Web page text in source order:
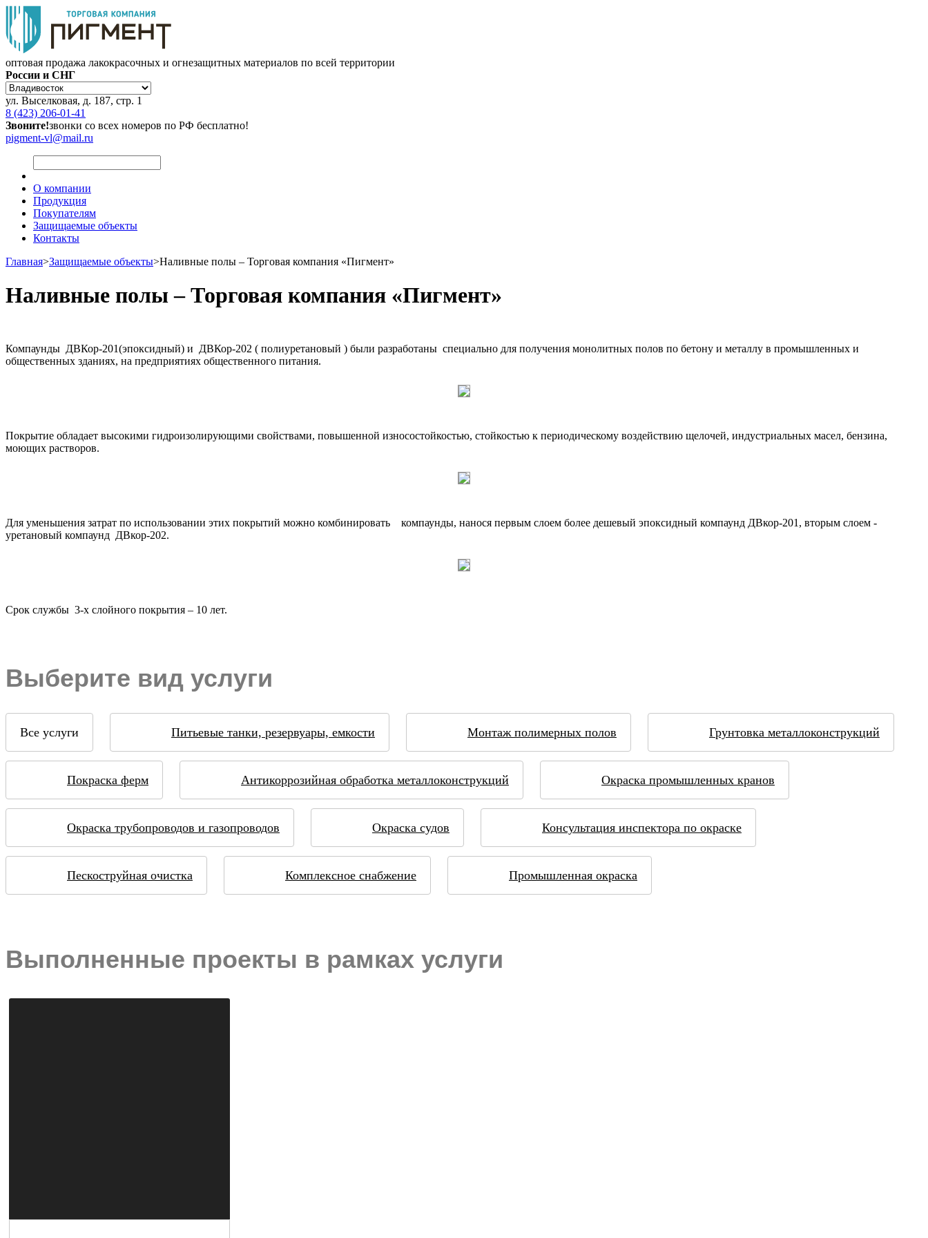
оптовая продажа лакокрасочных и огнезащитных материалов по всей территории
России и СНГ
ул. Выселковая, д. 187, стр. 1
8 (423) 206-01-41
Звоните!звонки со всех номеров по РФ бесплатно!
pigment-vl@mail.ru
О компании
Продукция
Покупателям
Защищаемые объекты
Контакты
Главная>Защищаемые объекты>Наливные полы – Торговая компания «Пигмент»
Наливные полы – Торговая компания «Пигмент»
Компаунды ДВКор-201(эпоксидный) и ДВКор-202 ( полиуретановый ) были разработаны специально для получения монолитных полов по бетону и металлу в промышленных и
общественных зданиях, на предприятиях общественного питания.
Покрытие обладает высокими гидроизолирующими свойствами, повышенной износостойкостью, стойкостью к периодическому воздействию щелочей, индустриальных масел, бензина,
моющих растворов.
Для уменьшения затрат по использовании этих покрытий можно комбинировать компаунды, нанося первым слоем более дешевый эпоксидный компаунд ДВкор-201, вторым слоем -
уретановый компаунд ДВкор-202.
Срок службы 3-х слойного покрытия – 10 лет.
Выберите вид услуги
Все услуги Питьевые танки, резервуары, емкости Монтаж полимерных полов Грунтовка металлоконструкций
Покраска ферм Антикоррозийная обработка металлоконструкций Окраска промышленных кранов
Окраска трубопроводов и газопроводов Окраска судов Консультация инспектора по окраске
Пескоструйная очистка Комплексное снабжение Промышленная окраска
Выполненные проекты в рамках услуги